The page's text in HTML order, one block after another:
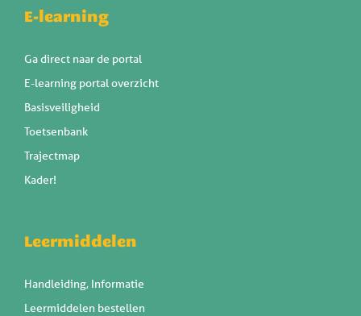
E-learning
Ga direct naar de portal
E-learning portal overzicht
Basisveiligheid
Toetsenbank
Trajectmap
Kader!
Leermiddelen
Handleiding, Informatie
Leermiddelen bestellen